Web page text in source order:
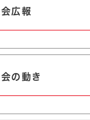
広報
の動き